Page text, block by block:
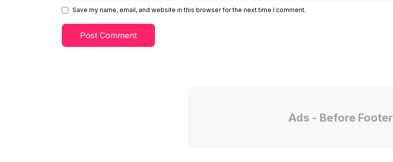
Save my name, email, and website in this browser for the next time I comment.
Ads - Before Footer